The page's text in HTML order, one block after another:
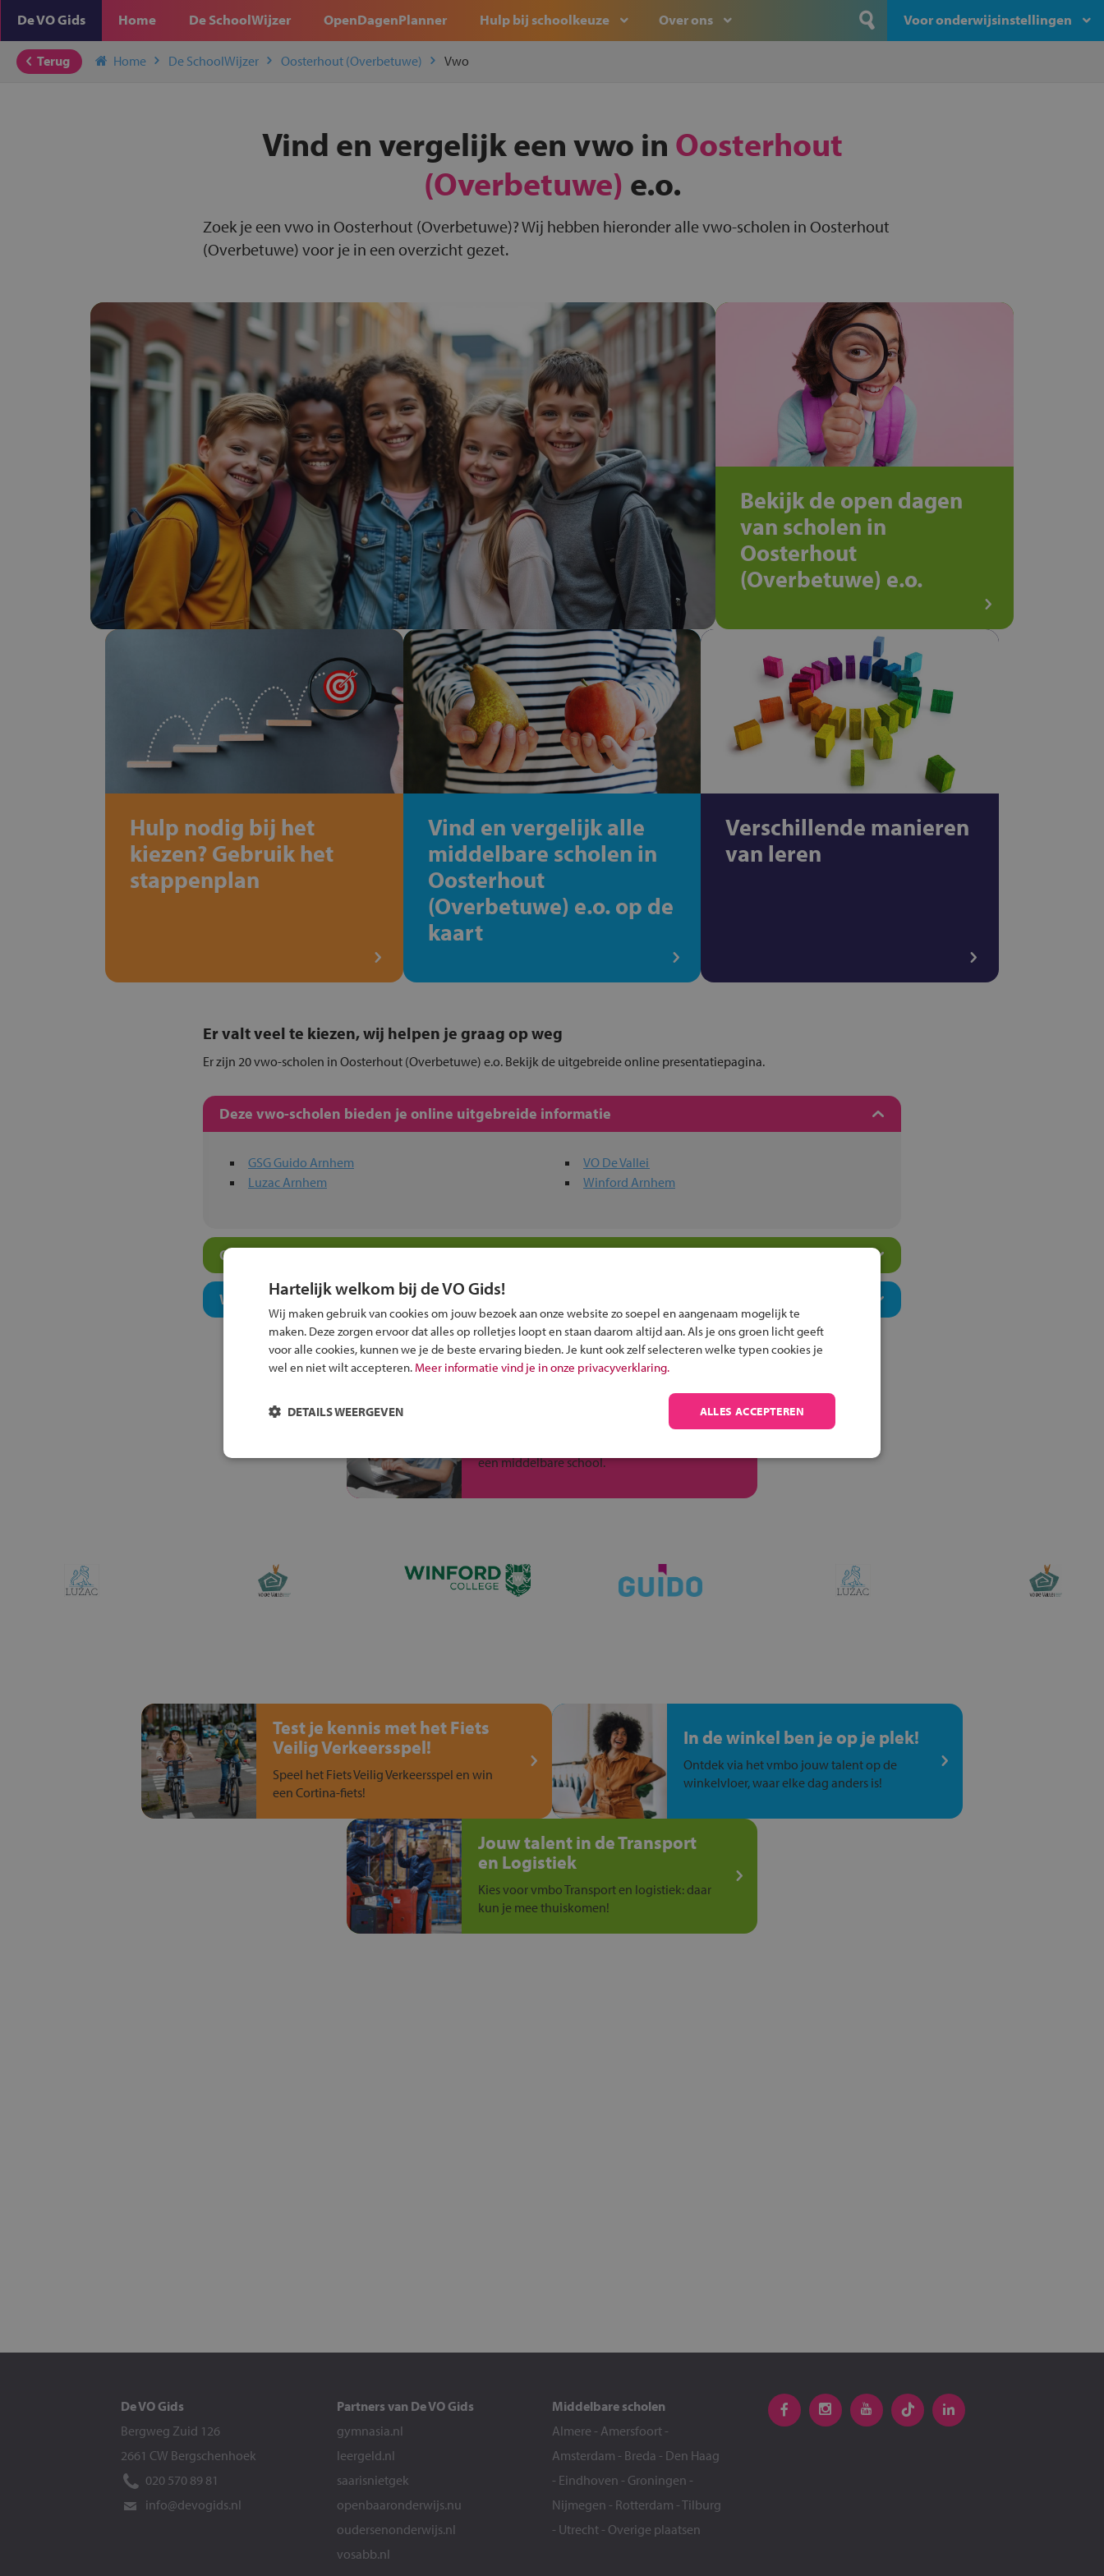
De VO Gids Home De SchoolWijzer OpenDagenPlanner Hulp bij schoolkeuze Over ons Voor onderwijsinstellingen
Terug Home De SchoolWijzer Oosterhout (Overbetuwe) Vwo
Vind en vergelijk een vwo in Oosterhout
(Overbetuwe) e.o.
Zoek je een vwo in Oosterhout (Overbetuwe)? Wij hebben hieronder alle vwo-scholen in Oosterhout
(Overbetuwe) voor je in een overzicht gezet.
Bekijk de open dagen
van scholen in
Oosterhout
(Overbetuwe) e.o.
Hulp nodig bij het
kiezen? Gebruik het
stappenplan
Vind en vergelijk alle
middelbare scholen in
Oosterhout
(Overbetuwe) e.o. op de
kaart
Verschillende manieren
van leren
Er valt veel te kiezen, wij helpen je graag op weg
Er zijn 20 vwo-scholen in Oosterhout (Overbetuwe) e.o. Bekijk de uitgebreide online presentatiepagina.
Deze vwo-scholen bieden je online uitgebreide informatie
GSG Guido Arnhem
Luzac Arnhem
VO De Vallei
Winford Arnhem
Overige vwo-scholen in jouw regio
Welk onderwijsconcept past bij jou?
een middelbare school.
Test je kennis met het Fiets
Veilig Verkeersspel!
Speel het Fiets Veilig Verkeersspel en win
een Cortina-fiets!
In de winkel ben je op je plek!
Ontdek via het vmbo jouw talent op de
winkelvloer, waar elke dag anders is!
Jouw talent in de Transport
en Logistiek
Kies voor vmbo Transport en logistiek: daar
kun je mee thuiskomen!
De VO Gids
Bergweg Zuid 126
2661 CW Bergschenhoek
020 570 89 81
info@devogids.nl
Partners van De VO Gids
gymnasia.nl
leergeld.nl
saarisnietgek
openbaaronderwijs.nu
oudersenonderwijs.nl
vosabb.nl
Middelbare scholen
Almere - Amersfoort -
Amsterdam - Breda - Den Haag
- Eindhoven - Groningen -
Nijmegen - Rotterdam -Tilburg
- Utrecht - Overige plaatsen
Hartelijk welkom bij de VO Gids!
Wij maken gebruik van cookies om jouw bezoek aan onze website zo soepel en aangenaam mogelijk te
maken. Deze zorgen ervoor dat alles op rolletjes loopt en staan daarom altijd aan. Als je ons groen licht geeft
voor alle cookies, kunnen we je de beste ervaring bieden. Je kunt ook zelf selecteren welke typen cookies je
wel en niet wilt accepteren. Meer informatie vind je in onze privacyverklaring.
ALLES ACCEPTEREN
DETAILS WEERGEVEN